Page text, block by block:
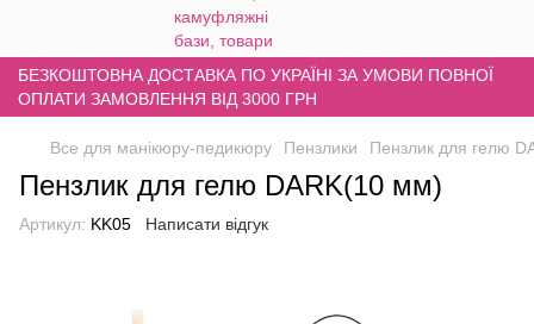
БЕЗКОШТОВНА ДОСТАВКА ПО УКРАЇНІ ЗА УМОВИ ПОВНОЇ
ОПЛАТИ ЗАМОВЛЕННЯ ВІД 3000 ГРН
Все для манікюру-педикюру Пензлики Пензлик для гелю
Пензлик для гелю DARK(10 мм)
Артикул: KK05 Написати відгук